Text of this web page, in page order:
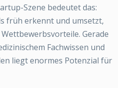
Szene bedeutet das:
früh erkennt und umsetzt,
Gerade
Fachwissen und
liegt enormes Potenzial für